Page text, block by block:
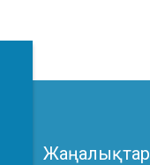
Жаңалықтар